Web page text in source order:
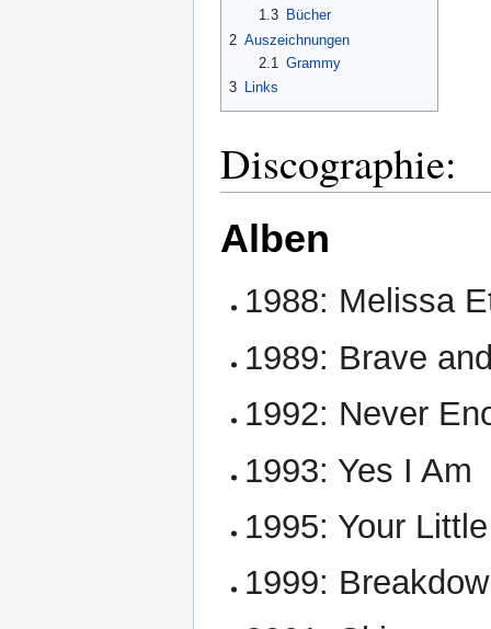
1.3
Bücher
2 Auszeichnungen
2.1 Grammy
3
Links
Discographie:
Alben
1988: Melissa
1989: Brave
1992: Never
1993: Yes I Am
1995: Your
1999: